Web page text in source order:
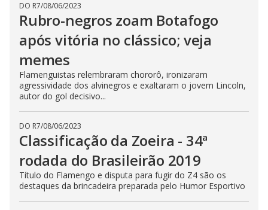
DO R7/08/06/2023
Rubro-negros zoam Botafogo
após vitória no clássico; veja
memes
Flamenguistas relembraram chororô, ironizaram
agressividade dos alvinegros e exaltaram o jovem Lincoln,
autor do gol decisivo...
DO R7/08/06/2023
Classificação da Zoeira - 34ª
rodada do Brasileirão 2019
Título do Flamengo e disputa para fugir do Z4 são os
destaques da brincadeira preparada pelo Humor Esportivo